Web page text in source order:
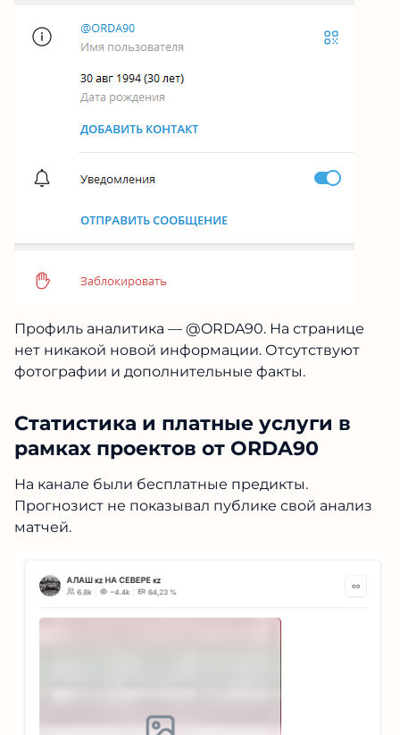
Профиль аналитика — @ORDA90. На странице
нет никакой новой информации. Отсутствуют
фотографии и дополнительные факты.
Статистика и платные услуги в
рамках проектов от ORDA90
На канале были бесплатные предикты.
Прогнозист не показывал публике свой анализ
матчей.